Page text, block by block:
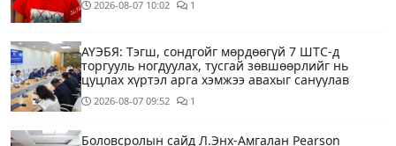
2026-08-07 10:02 1
АҮЭБЯ: Тэгш, сондгойг мөрдөөгүй 7 ШТС-д
торгууль ногдуулах, тусгай зөвшөөрлийг нь
цуцлах хүртэл арга хэмжээ авахыг сануулав
2026-08-07 09:52 1
Боловсролын сайд Л.Энх-Амгалан Pearson